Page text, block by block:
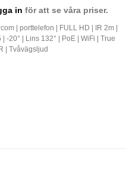
in för att se våra priser.
| porttelefon | FULL HD | IR 2m |
| -20° | Lins 132° | PoE | WiFi | True
| Tvåvägsljud